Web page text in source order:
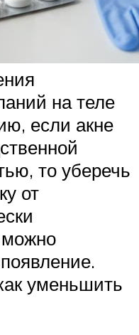
на теле
если акне
то уберечь
от
можно
уменьшить